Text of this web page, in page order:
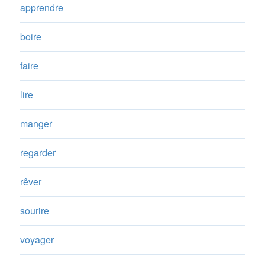
apprendre
boire
faire
lire
manger
regarder
rêver
sourire
voyager